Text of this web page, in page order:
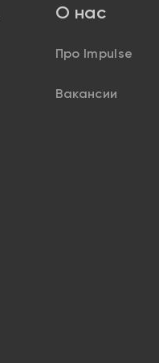
О нас
Про Impulse
Вакансии